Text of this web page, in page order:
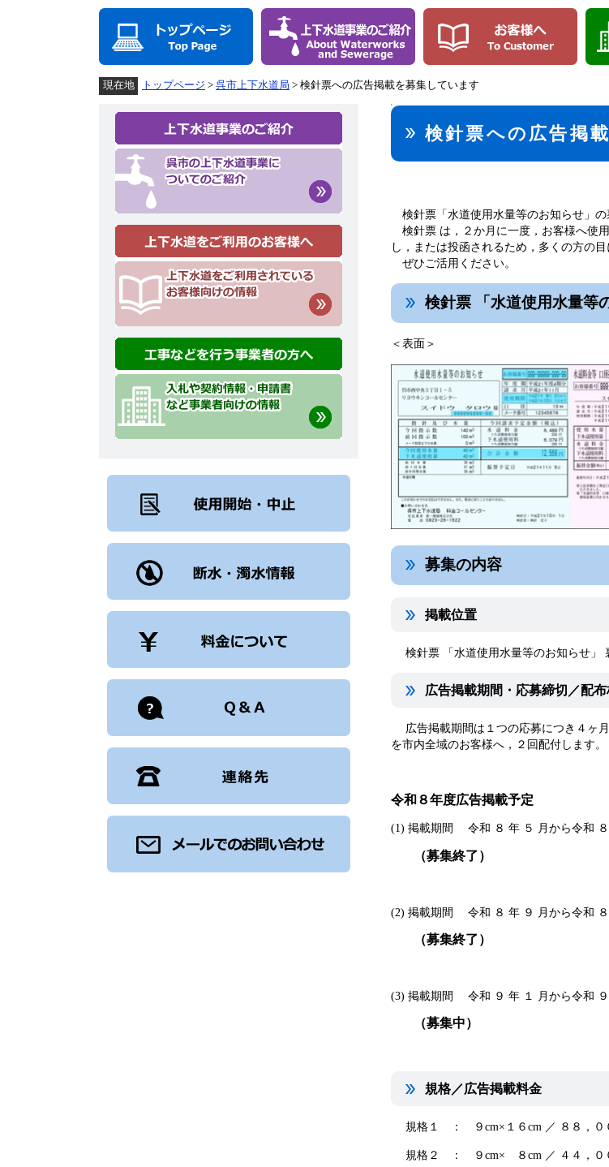
現在地 トップページ > 呉市上下水道局 > 検針票への広告掲載を募集しています
本
検針票への広告掲
検針票「水道使用水量等のお知らせ」の
検針票 は， ２か月に一度，​ お客様へ使
し，または投函されるため， 多くの方の
ぜひご活用ください。
検針票 「水道使用水量等
＜表面＞ ＜
募集の内容
掲載位置
検針票 「水道使用水量等のお知らせ」
広告掲載期間・応募締切／配
広告掲載期間は１つの応募につき４ヶ
を市内全域のお客様へ，２回配付します。
令和８年度広告掲載予定
​(1) 掲載期間 令和 ８ 年 ５ 月から令
（募集終了）
(2) 掲載期間 令和 ８ 年 ９ 月から令
（募集終了）
(3) 掲載期間 令和 ９ 年 １ 月から令
（募集中）
規格／広告掲載料金
規格１ ： ９cm×１６cm ／ ８８，０
規格２ ： ９cm× ８cm ／ ４４，０